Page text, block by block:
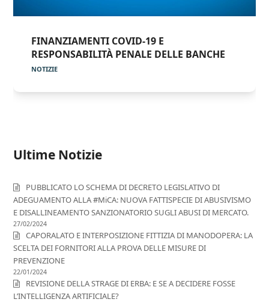
FINANZIAMENTI COVID-19 E
RESPONSABILITÀ PENALE DELLE BANCHE
NOTIZIE
Ultime Notizie
PUBBLICATO LO SCHEMA DI DECRETO LEGISLATIVO DI
ADEGUAMENTO ALLA #MiCA: NUOVA FATTISPECIE DI ABUSIVISMO
E DISALLINEAMENTO SANZIONATORIO SUGLI ABUSI DI MERCATO.
27/02/2024
CAPORALATO E INTERPOSIZIONE FITTIZIA DI MANODOPERA: LA
SCELTA DEI FORNITORI ALLA PROVA DELLE MISURE DI
PREVENZIONE
22/01/2024
REVISIONE DELLA STRAGE DI ERBA: E SE A DECIDERE FOSSE
L’INTELLIGENZA ARTIFICIALE?